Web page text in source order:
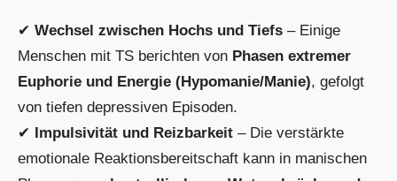
✔ Wechsel zwischen Hochs und Tiefs – Einige
Menschen mit TS berichten von Phasen extremer
Euphorie und Energie (Hypomanie/Manie), gefolgt
von tiefen depressiven Episoden.
✔ Impulsivität und Reizbarkeit – Die verstärkte
emotionale Reaktionsbereitschaft kann in manischen